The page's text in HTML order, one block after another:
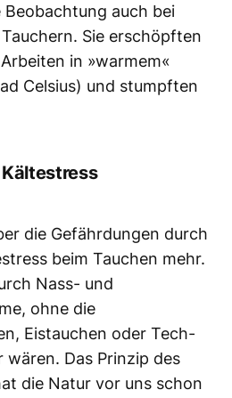
Beobachtung auch bei
Sie erschöpften
in »warmem«
Celsius) und stumpften
die Gefährdungen durch
beim Tauchen mehr.
Nass- und
ohne die
Eistauchen oder Tech-
wären. Das Prinzip des
die Natur vor uns schon